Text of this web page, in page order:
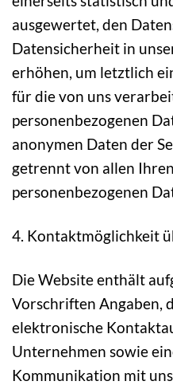
ausgewertet, den
Datensicherheit in
erhöhen, um letztlich
für die von uns
personenbezogenen
anonymen Daten der
getrennt von allen
personenbezogenen
4. Kontaktmöglichkeit
Die Website enthält
Vorschriften Angaben,
elektronische
Unternehmen sowie
Kommunikation mit